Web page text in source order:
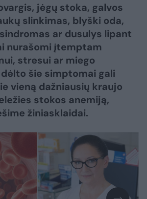
jėgų stoka, galvos
slinkimas, blyški oda,
ar dusulys lipant
nurašomi įtemptam
stresui ar miego
šie simptomai gali
vieną dažniausių kraujo
stokos anemiją,
žiniasklaidai.